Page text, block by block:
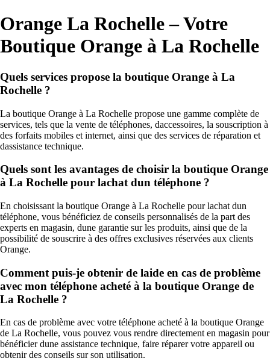
Orange La Rochelle – Votre
Boutique Orange à La Rochelle
Quels services propose la boutique Orange à La
Rochelle ?
La boutique Orange à La Rochelle propose une gamme complète de
services, tels que la vente de téléphones, daccessoires, la souscription à
des forfaits mobiles et internet, ainsi que des services de réparation et
dassistance technique.
Quels sont les avantages de choisir la boutique Orange
à La Rochelle pour lachat dun téléphone ?
En choisissant la boutique Orange à La Rochelle pour lachat dun
téléphone, vous bénéficiez de conseils personnalisés de la part des
experts en magasin, dune garantie sur les produits, ainsi que de la
possibilité de souscrire à des offres exclusives réservées aux clients
Orange.
Comment puis-je obtenir de laide en cas de problème
avec mon téléphone acheté à la boutique Orange de
La Rochelle ?
En cas de problème avec votre téléphone acheté à la boutique Orange
de La Rochelle, vous pouvez vous rendre directement en magasin pour
bénéficier dune assistance technique, faire réparer votre appareil ou
obtenir des conseils sur son utilisation.